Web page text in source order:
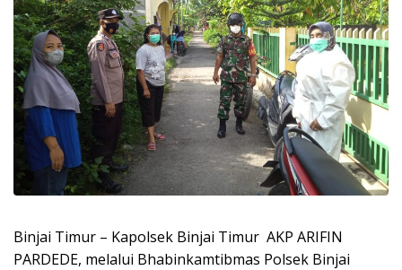
Binjai Timur – Kapolsek Binjai Timur AKP ARIFIN
PARDEDE, melalui Bhabinkamtibmas Polsek Binjai